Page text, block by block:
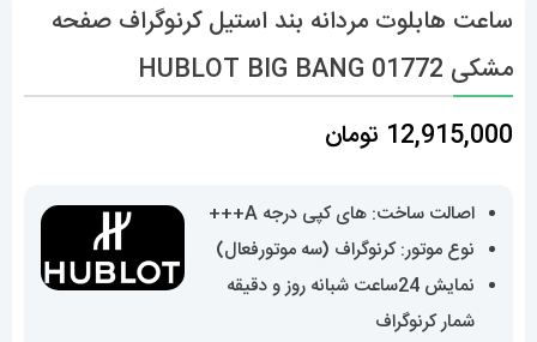
ساعت هابلوت مردانه بند استیل کرنوگراف صفحه
مشکی 01772 HUBLOT BIG BANG
12,915,000 تومان
اصالت ساخت: های کپی درجه A+++
نوع موتور: کرنوگراف (سه موتورفعال)
نمایش 24ساعت شبانه روز و دقیقه
شمار کرنوگراف